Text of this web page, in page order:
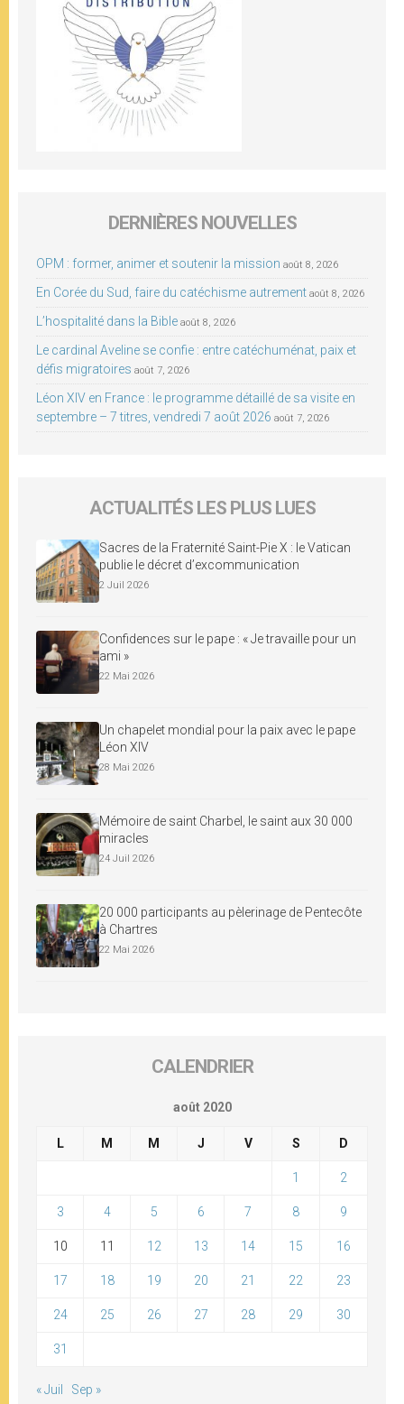
DERNIÈRES NOUVELLES
OPM : former, animer et soutenir la mission août 8, 2026
En Corée du Sud, faire du catéchisme autrement août 8, 2026
L’hospitalité dans la Bible août 8, 2026
Le cardinal Aveline se confie : entre catéchuménat, paix et
défis migratoires août 7, 2026
Léon XIV en France : le programme détaillé de sa visite en
septembre – 7 titres, vendredi 7 août 2026 août 7, 2026
ACTUALITÉS LES PLUS LUES
Sacres de la Fraternité Saint-Pie X : le Vatican
publie le décret d’excommunication
2 Juil 2026
Confidences sur le pape : « Je travaille pour un
ami »
22 Mai 2026
Un chapelet mondial pour la paix avec le pape
Léon XIV
28 Mai 2026
Mémoire de saint Charbel, le saint aux 30 000
miracles
24 Juil 2026
20 000 participants au pèlerinage de Pentecôte
à Chartres
22 Mai 2026
CALENDRIER
août 2020
L M M J V S D
1 2
3 4 5 6 7 8 9
10 11 12 13 14 15 16
17 18 19 20 21 22 23
24 25 26 27 28 29 30
31
« Juil Sep »